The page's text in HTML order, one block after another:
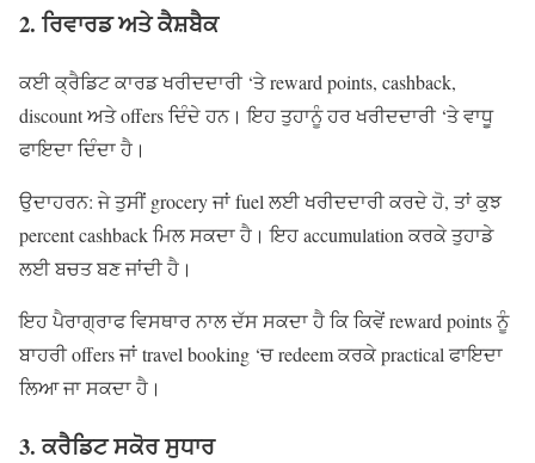
2. ਰਿਵਾਰਡ ਅਤੇ ਕੈਸ਼ਬੈਕ
ਕਈ ਕ੍ਰੈਡਿਟ ਕਾਰਡ ਖਰੀਦਦਾਰੀ ‘ਤੇ reward points, cashback,
discount ਅਤੇ offers ਦਿੰਦੇ ਹਨ। ਇਹ ਤੁਹਾਨੂੰ ਹਰ ਖਰੀਦਦਾਰੀ ‘ਤੇ ਵਾਧੂ
ਫਾਇਦਾ ਦਿੰਦਾ ਹੈ।
ਉਦਾਹਰਨ: ਜੇ ਤੁਸੀਂ grocery ਜਾਂ fuel ਲਈ ਖਰੀਦਦਾਰੀ ਕਰਦੇ ਹੋ, ਤਾਂ ਕੁਝ
percent cashback ਮਿਲ ਸਕਦਾ ਹੈ। ਇਹ accumulation ਕਰਕੇ ਤੁਹਾਡੇ
ਲਈ ਬਚਤ ਬਣ ਜਾਂਦੀ ਹੈ।
ਇਹ ਪੈਰਾਗ੍ਰਾਫ ਵਿਸਥਾਰ ਨਾਲ ਦੱਸ ਸਕਦਾ ਹੈ ਕਿ ਕਿਵੇਂ reward points ਨੂੰ
ਬਾਹਰੀ offers ਜਾਂ travel booking ‘ਚ redeem ਕਰਕੇ practical ਫਾਇਦਾ
ਲਿਆ ਜਾ ਸਕਦਾ ਹੈ।
3. ਕਰੈਡਿਟ ਸਕੋਰ ਸੁਧਾਰ